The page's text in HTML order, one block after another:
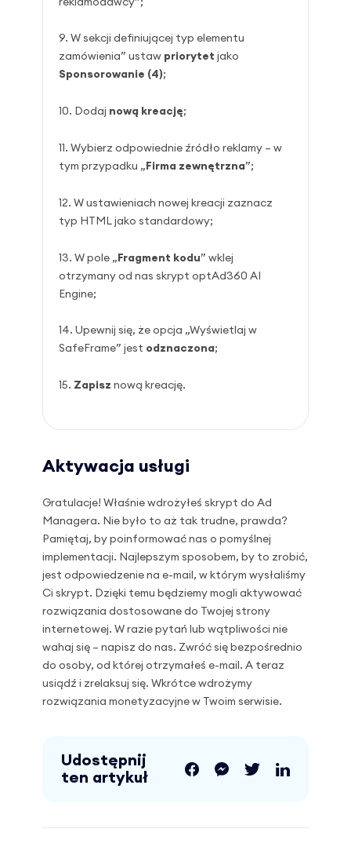
W sekcji definiującej typ elementu
zamówienia” ustaw priorytet jako
Sponsorowanie (4);
Dodaj nową kreację;
Wybierz odpowiednie źródło reklamy – w
tym przypadku „ Firma zewnętrzna”;
W ustawieniach nowej kreacji zaznacz
typ HTML jako standardowy;
W pole „ Fragment kodu” wklej
otrzymany od nas skrypt optAd360 AI
Engine;
Upewnij się, że opcja „Wyświetlaj w
SafeFrame” jest odznaczona;
Zapisz nową kreację.
Aktywacja usługi
Gratulacje! Właśnie wdrożyłeś skrypt do Ad
Managera. Nie było to aż tak trudne, prawda?
Pamiętaj, by poinformować nas o pomyślnej
implementacji. Najlepszym sposobem, by to zrobić,
jest odpowiedzenie na e-mail, w którym wysłaliśmy
Ci skrypt. Dzięki temu będziemy mogli aktywować
rozwiązania dostosowane do Twojej strony
internetowej. W razie pytań lub wątpliwości nie
wahaj się – napisz do nas. Zwróć się bezpośrednio
do osoby, od której otrzymałeś e-mail. A teraz
usiądź i zrelaksuj się. Wkrótce wdrożymy
rozwiązania monetyzacyjne w Twoim serwisie.
Udostępnij
ten artykuł